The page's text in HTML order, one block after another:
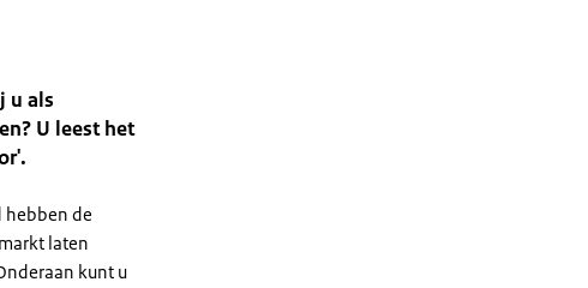
u als
U leest het
hebben de
laten
kunt u